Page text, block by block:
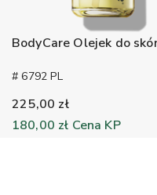
BodyCare Olejek do
# 6792 PL
225,00 zł
180,00 zł Cena KP